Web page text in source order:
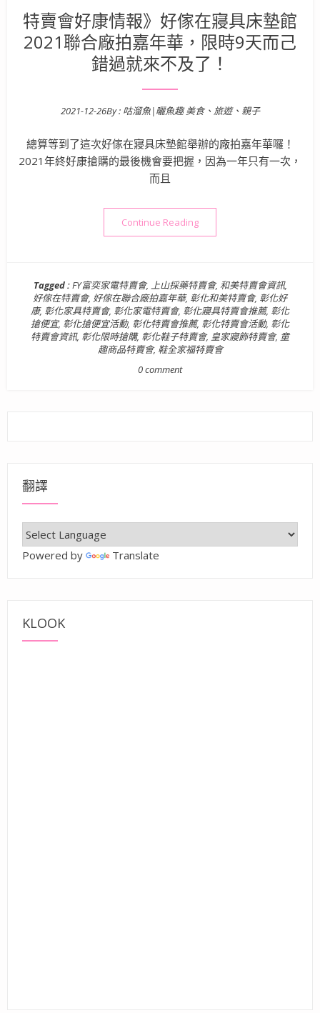
特賣會好康情報》好傢在寢具床墊館
2021聯合廠拍嘉年華，限時9天而己
錯過就來不及了！
Posted on
2021-12-26By : 咕溜魚|曬魚趣 美食、旅遊、親子
總算等到了這次好傢在寢具床墊館舉辦的廠拍嘉年華囉！
2021年終好康搶購的最後機會要把握，因為一年只有一次，
而且
Continue Reading“特賣會好康情報》好傢在寢
Tagged :FY富奕家電特賣會, 上山採藥特賣會, 和美特賣會資訊,
好傢在特賣會, 好傢在聯合廠拍嘉年華, 彰化和美特賣會, 彰化好
康, 彰化家具特賣會, 彰化家電特賣會, 彰化寢具特賣會推薦, 彰化
搶便宜, 彰化搶便宜活動, 彰化特賣會推薦, 彰化特賣會活動, 彰化
特賣會資訊, 彰化限時搶購, 彰化鞋子特賣會, 皇家寢飾特賣會, 童
趣商品特賣會, 鞋全家福特賣會
0 comment
翻譯
Powered by Translate
KLOOK